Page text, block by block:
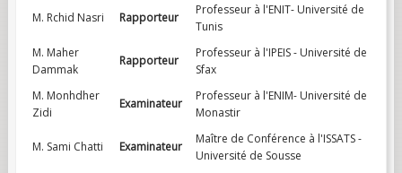
M. Rchid Nasri Rapporteur
Professeur à l'ENIT- Université de
Tunis
M. Maher
Dammak
Rapporteur
Professeur à l'IPEIS - Université de
Sfax
M. Monhdher
Zidi
Examinateur
Professeur à l'ENIM- Université de
Monastir
M. Sami Chatti Examinateur
Maître de Conférence à l'ISSATS -
Université de Sousse